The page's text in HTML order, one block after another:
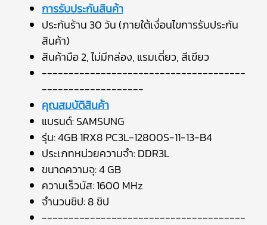
การรับประกันสินค้า
ประกันร้าน 30 วัน (ภายใต้เงื่อนไขการรับประกัน
สินค้า)
สินค้ามือ 2, ไม่มีกล่อง, แรมเดี่ยว, สีเขียว
--------------------------------------
-------------------
คุณสมบัติสินค้า
แบรนด์: SAMSUNG
รุ่น: 4GB 1RX8 PC3L-12800S-11-13-B4
ประเภทหน่วยความจำ: DDR3L
ขนาดความจุ: 4 GB
ความเร็วบัส: 1600 MHz
จำนวนชิป: 8 ชิป
--------------------------------------